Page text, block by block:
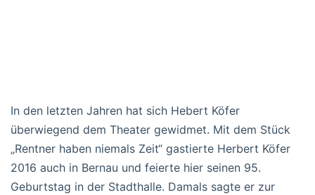
In den letzten Jahren hat sich Hebert Köfer
überwiegend dem Theater gewidmet. Mit dem Stück
„Rentner haben niemals Zeit“ gastierte Herbert Köfer
2016 auch in Bernau und feierte hier seinen 95.
Geburtstag in der Stadthalle. Damals sagte er zur